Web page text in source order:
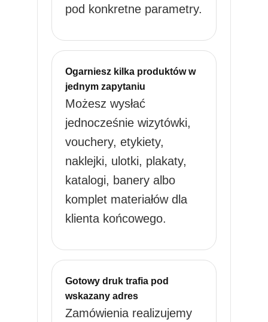
pod konkretne parametry.
Ogarniesz kilka produktów w
jednym zapytaniu
Możesz wysłać
jednocześnie wizytówki,
vouchery, etykiety,
naklejki, ulotki, plakaty,
katalogi, banery albo
komplet materiałów dla
klienta końcowego.
Gotowy druk trafia pod
wskazany adres
Zamówienia realizujemy